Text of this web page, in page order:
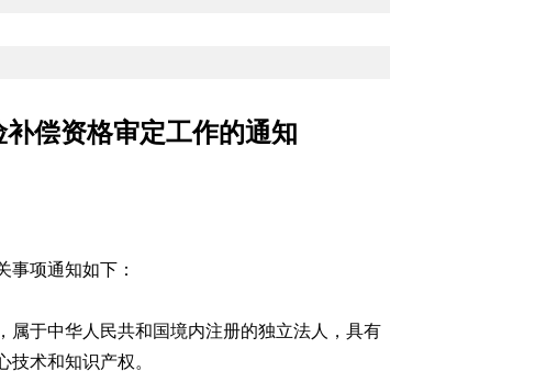
偿资格审定工作的通知
事项通知如下：
属于中华人民共和国境内注册的独立法人，具有
术和知识产权。